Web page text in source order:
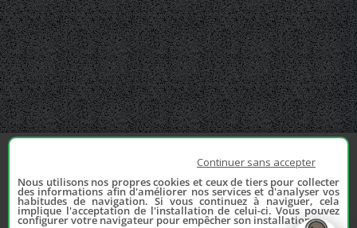
Continuer sans accepter
Nous utilisons nos propres cookies et ceux de tiers pour collecter
des informations afin d'améliorer nos services et d'analyser vos
habitudes de navigation. Si vous continuez à naviguer, cela
implique l'acceptation de l'installation de celui-ci. Vous pouvez
configurer votre navigateur pour empêcher son installation.